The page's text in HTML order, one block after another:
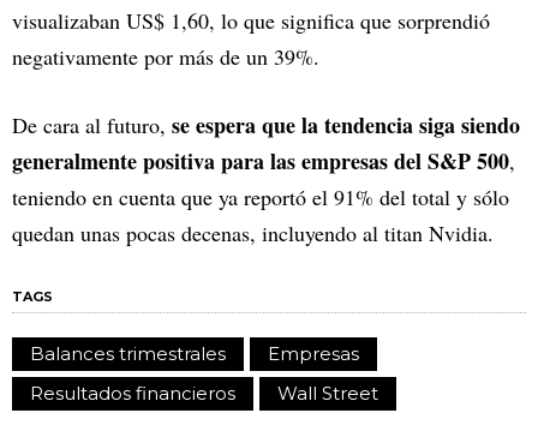
visualizaban US$ 1,60, lo que significa que sorprendió
negativamente por más de un 39%.
De cara al futuro, se espera que la tendencia siga siendo
generalmente positiva para las empresas del S&P 500,
teniendo en cuenta que ya reportó el 91% del total y sólo
quedan unas pocas decenas, incluyendo al titan Nvidia.
TAGS
Balances trimestrales
Empresas
Resultados financieros
Wall Street